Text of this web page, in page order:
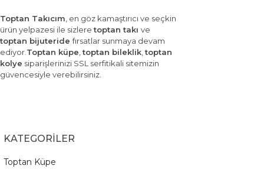
Toptan Takıcım, en göz kamaştırıcı ve seçkin
ürün yelpazesi ile sizleretoptan takı ve
toptan bijuteridefırsatlar sunmaya devam
ediyor.Toptan küpe,toptan bileklik,toptan
kolye siparişlerinizi SSL serfitikali sitemizin
güvencesiyle verebilirsiniz.
KATEGORİLER
Toptan Küpe